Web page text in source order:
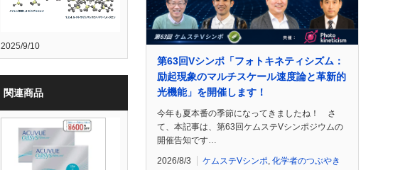
2025/9/10
関連商品
第63回Vシンポ「フォトキネティシズム：
励起現象のマルチスケール速度論と革新的
光機能」を開催します！
今年も夏本番の季節になってきましたね！ さ
て、本記事は、第63回ケムステVシンポジウムの
開催告知です…
2026/8/3 ケムステVシンポ, 化学者のつぶやき